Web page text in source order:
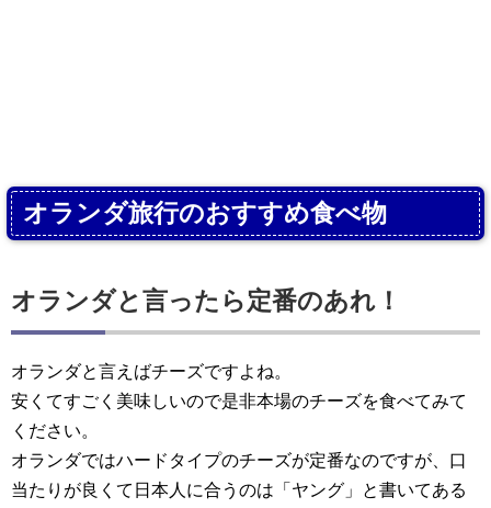
オランダ旅行のおすすめ食べ物
オランダと言ったら定番のあれ！
オランダと言えばチーズですよね。
安くてすごく美味しいので是非本場のチーズを食べてみて
ください。
オランダではハードタイプのチーズが定番なのですが、口
当たりが良くて日本人に合うのは「ヤング」と書いてある